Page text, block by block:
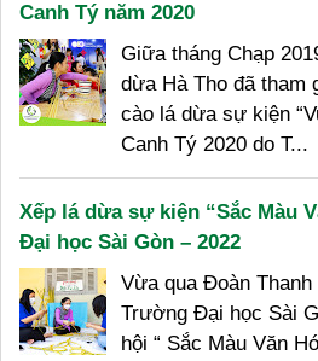
Canh Tý năm 2020
Giữa tháng Chạp
dừa Hà Tho đã tham
cào lá dừa sự kiện
Canh Tý 2020 do T...
Xếp lá dừa sự kiện “Sắc Màu
Đại học Sài Gòn – 2022
Vừa qua Đoàn
Trường Đại học Sài
hội “ Sắc Màu Văn